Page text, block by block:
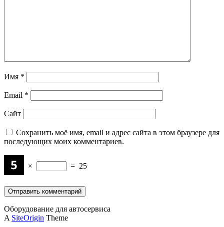
Имя *
Email *
Сайт
Сохранить моё имя, email и адрес сайта в этом браузере для
последующих моих комментариев.
× = 25
Оборудование для автосервиса
A SiteOrigin Theme